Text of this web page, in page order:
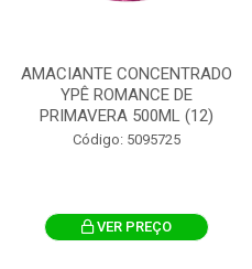
AMACIANTE CONCENTRADO
YPÊ ROMANCE DE
PRIMAVERA 500ML (12)
Código: 5095725
VER PREÇO